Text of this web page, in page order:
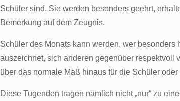
Schüler sind. Sie werden besonders geehrt,
Bemerkung auf dem Zeugnis.
Schüler des Monats kann werden, wer
auszeichnet, sich anderen gegenüber respektvoll
über das normale Maß hinaus für die Schüler
Diese Tugenden tragen nämlich nicht „nur“ zu